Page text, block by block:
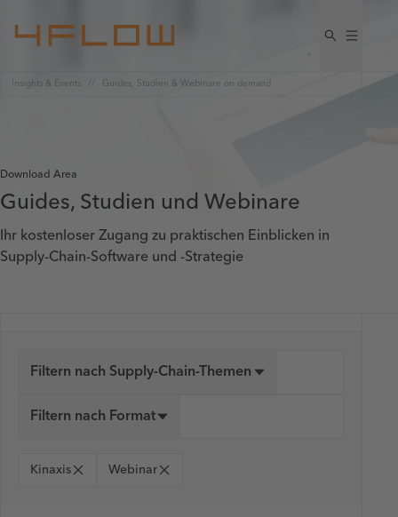
Insights & Events Guides, Studien & Webinare on demand
Download Area
Guides, Studien und Webinare
Ihr kostenloser Zugang zu praktischen Einblicken in
Supply-Chain-Software und -Strategie
Filtern nach Supply-Chain-Themen
Filtern nach Format
Kinaxis Webinar